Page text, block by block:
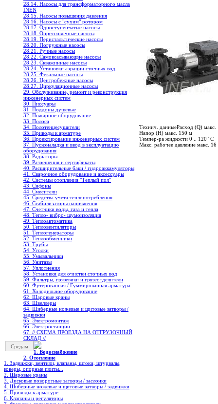
28.14. Насосы для трансформаторного масла
INEN
28.15. Насосы повышения давления
28.16. Насосы с "сухим" ротором
28.17. Одноступенчатые насосы
28.18. Опрессовочные насосы
28.19. Перистальтические насосы
28.20. Погружные насосы
28.21. Ручные насосы
28.22. Самовсасывающие насосы
28.23. Скважинные насосы
28.24. Установки аэрации сточных вод
28.25. Фекальные насосы
28.26. Центробежные насосы
28.27. Циркуляционные насосы
29. Обслуживание, ремонт и реконструкция
инженерных систем
30. Писсуары
31. Поддоны душевые
32. Пожарное оборудование
33. Полоса
34. Полотенцесушители
35. Приводы к арматуре
36. Проектирование инженерных систем
37. Пусконаладка и ввод в эксплуатацию
оборудования
38. Радиаторы
39. Разрешения и сертификаты
40. Расширительные баки / гидроаккамуляторы
41. Сварочное оборудование и аксессуары
42. Системы отопления "Теплый пол"
43. Сифоны
44. Смесители
45. Средства учета теплопотребления
46. Стабилизаторы напряжения
47. Счетчики воды, газа и тепла
48. Тепло- вибро- шумоизоляция
49. Теплоавтоматика
50. Тепловентиляторы
51. Теплогенераторы
52. Теплообменники
53. Трубы
54. Уголки
55. Умывальники
56. Унитазы
57. Уплотнения
58. Установки для очистки сточных вод
59. Фильтры, грязевики и грязеотделители
60. Футерованная / Гуммированная арматура
61. Холодильное oборудование
62. Шаровые краны
63. Швеллеры
64. Шиберные ножевые и щитовые затворы /
задвижки
65. Электромонтаж
66. Электростанции
67. // СХЕМА ПРОЕЗДА НА ОТГРУЗОЧНЫЙ
СКЛАД //
Средам
1. Водоснабжение
2. Отопление
1. Задвижки, вентили, клапаны, штоки, штурвалы,
коверы, опорные плиты...
2. Шаровые краны
3. Дисковые поворотные затворы / заслонки
4. Шиберные ножевые и щитовые затворы / задвижки
5. Приводы к арматуре
6. Клапаны и регуляторы
Технич. данныеРасход (Q) макс.
Напор (Н) макс. 150 м
Темпер-ра жидкости 0 .. 120 °C
Макс. рабочее давление макс. 16